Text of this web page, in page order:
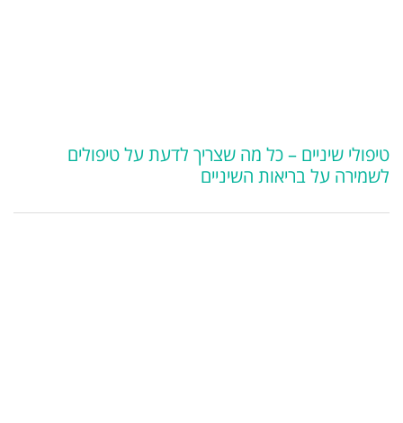
טיפולי שיניים – כל מה שצריך לדעת על טיפולים
לשמירה על בריאות השיניים